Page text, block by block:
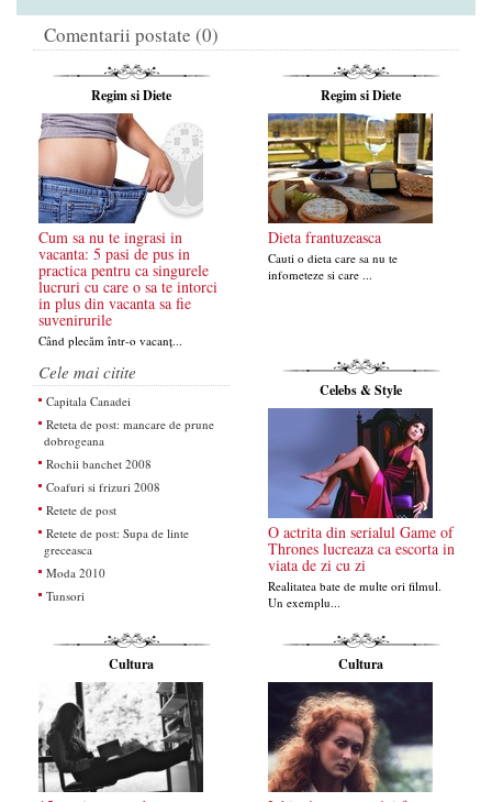
Comentarii postate (0)
Regim si Diete
Cum sa nu te ingrasi in
vacanta: 5 pasi de pus in
practica pentru ca singurele
lucruri cu care o sa te intorci
in plus din vacanta sa fie
suvenirurile
Când plecăm într-o vacanț...
Regim si Diete
Dieta frantuzeasca
Cauti o dieta care sa nu te
infometeze si care ...
Cele mai citite
Capitala Canadei
Reteta de post: mancare de prune
dobrogeana
Rochii banchet 2008
Coafuri si frizuri 2008
Retete de post
Retete de post: Supa de linte
greceasca
Moda 2010
Tunsori
Celebs & Style
O actrita din serialul Game of
Thrones lucreaza ca escorta in
viata de zi cu zi
Realitatea bate de multe ori filmul.
Un exemplu...
Cultura Cultura